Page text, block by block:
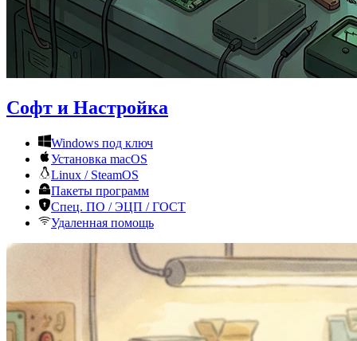
Софт и Настройка
Windows под ключ
Установка macOS
Linux / SteamOS
Пакеты программ
Спец. ПО / ЭЦП / ГОСТ
Удаленная помощь